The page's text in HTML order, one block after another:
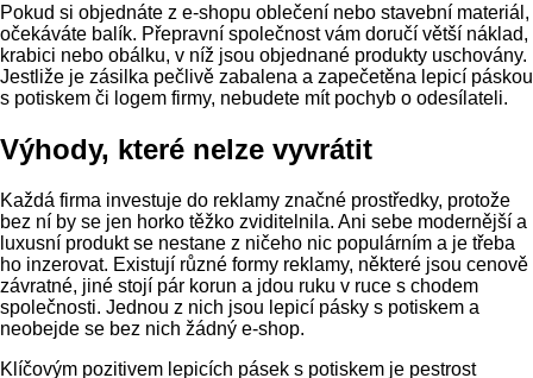
Pokud si objednáte z e-shopu oblečení nebo stavební materiál,
očekáváte balík. Přepravní společnost vám doručí větší náklad,
krabici nebo obálku, v níž jsou objednané produkty uschovány.
Jestliže je zásilka pečlivě zabalena a zapečetěna lepicí páskou
s potiskem či logem firmy, nebudete mít pochyb o odesílateli.
Výhody, které nelze vyvrátit
Každá firma investuje do reklamy značné prostředky, protože
bez ní by se jen horko těžko zviditelnila. Ani sebe modernější a
luxusní produkt se nestane z ničeho nic populárním a je třeba
ho inzerovat. Existují různé formy reklamy, některé jsou cenově
závratné, jiné stojí pár korun a jdou ruku v ruce s chodem
společnosti. Jednou z nich jsou lepicí pásky s potiskem a
neobejde se bez nich žádný e-shop.
Klíčovým pozitivem lepicích pásek s potiskem je pestrost